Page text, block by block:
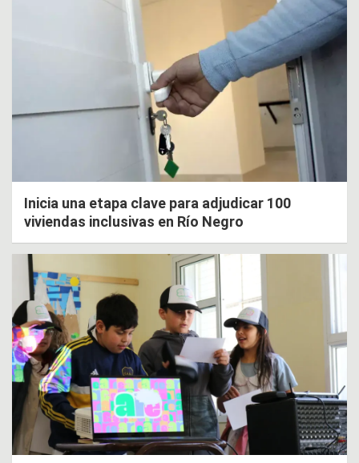
Inicia una etapa clave para adjudicar 100
viviendas inclusivas en Río Negro